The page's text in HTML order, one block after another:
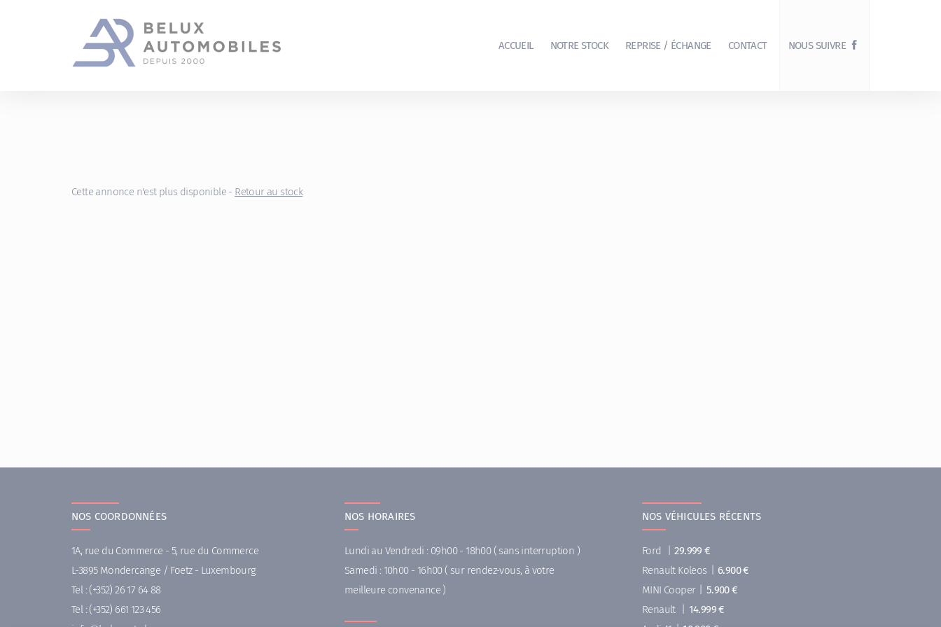
ACCUEIL NOTRE STOCK REPRISE / ÉCHANGE CONTACT NOUS SUIVRE
Cette annonce n'est plus disponible - Retour au stock
NOS COORDONNÉES
1A, rue du Commerce - 5, rue du Commerce
L-3895 Mondercange / Foetz - Luxembourg
Tel : (+352) 26 17 64 88
Tel : (+352) 661 123 456
NOS HORAIRES
Lundi au Vendredi : 09h00 - 18h00 ( sans interruption )
Samedi : 10h00 - 16h00 ( sur rendez-vous, à votre
meilleure convenance )
NOS VÉHICULES RÉCENTS
Ford
29.999 €
Renault Koleos
6.900 €
MINI Cooper
5.900 €
Renault
14.999 €